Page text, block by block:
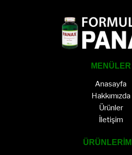
MENÜLER
Anasayfa
Hakkımızda
Ürünler
İletişim